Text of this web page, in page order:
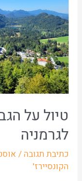
טיול על
לגרמניה
כתיבת תגובה /
הקונסיירז'